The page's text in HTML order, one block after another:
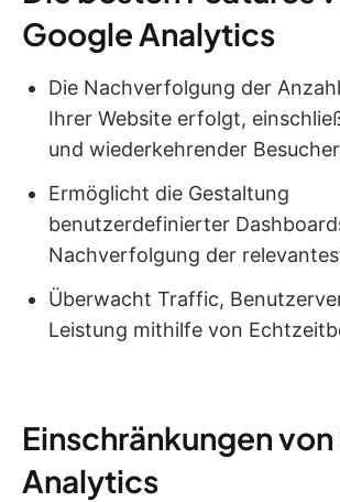
Google Analytics
Die Nachverfolgung der
Ihrer Website erfolgt,
und wiederkehrender
Ermöglicht die Gestaltung
benutzerdefinierter
Nachverfolgung der
Überwacht Traffic,
Leistung mithilfe von
Einschränkungen
Analytics